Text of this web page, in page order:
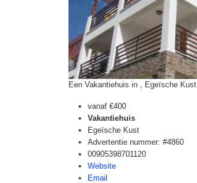
Een Vakantiehuis in , Egeïsche Kust
vanaf €400
Vakantiehuis
Egeïsche Kust
Advertentie nummer: #4860
00905398701120
Website
Email